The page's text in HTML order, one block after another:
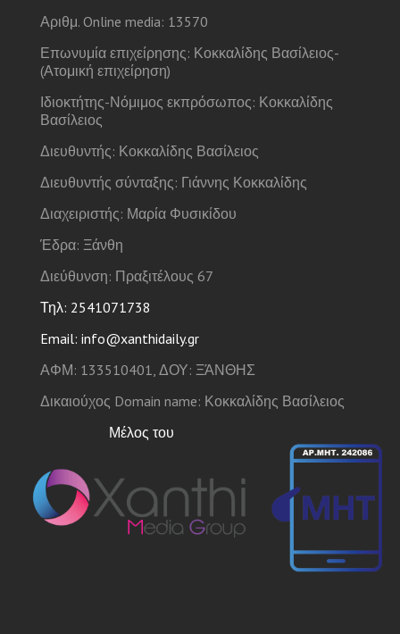
Αριθμ. Online media: 13570
Επωνυμία επιχείρησης: Κοκκαλίδης Βασίλειος-
(Ατομική επιχείρηση)
Ιδιοκτήτης-Νόμιμος εκπρόσωπος: Κοκκαλίδης
Βασίλειος
Διευθυντής: Κοκκαλίδης Βασίλειος
Διευθυντής σύνταξης: Γιάννης Κοκκαλίδης
Διαχειριστής: Μαρία Φυσικίδου
Έδρα: Ξάνθη
Διεύθυνση: Πραξιτέλους 67
Τηλ: 2541071738
Email: info@xanthidaily.gr
ΑΦΜ: 133510401, ΔΟΥ: ΞΆΝΘΗΣ
Δικαιούχος Domain name: Κοκκαλίδης Βασίλειος
Μέλος του